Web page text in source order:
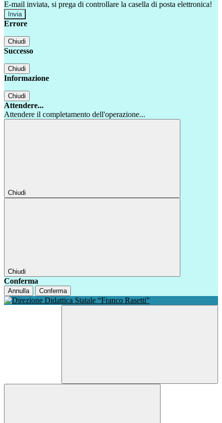
E-mail inviata, si prega di controllare la casella di posta elettronica!
Errore
Chiudi
Successo
Chiudi
Informazione
Chiudi
Attendere...
Attendere il completamento dell'operazione...
Chiudi
Chiudi
Conferma
Annulla Conferma